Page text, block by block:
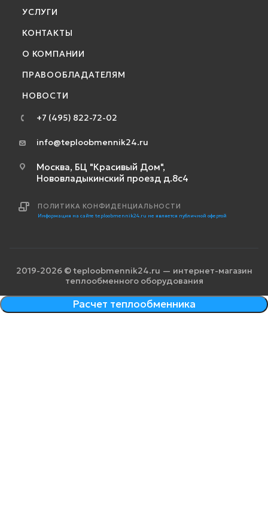
УСЛУГИ
КОНТАКТЫ
О КОМПАНИИ
ПРАВООБЛАДАТЕЛЯМ
НОВОСТИ
+7 (495) 822-72-02
info@teploobmennik24.ru
Москва, БЦ "Красивый Дом",
Нововладыкинский проезд д.8с4
ПОЛИТИКА КОНФИДЕНЦИАЛЬНОСТИ
Информация на сайте teploobmennik24.ru не является публичной офертой
2019-2026 © teploobmennik24.ru — интернет-магазин
теплообменного оборудования
Расчет теплообменника